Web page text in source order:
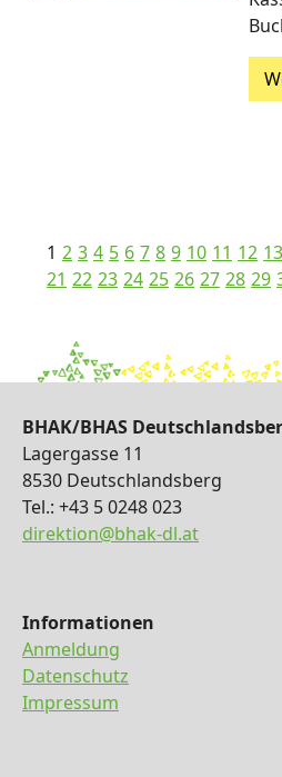
1 2 3 4 5 6 7 8 9 10 11 12 13
21 22 23 24 25 26 27 28 29
BHAK/BHAS
Lagergasse 11
8530 Deutschlandsberg
Tel.: +43 5 0248 023
direktion@bhak-dl.at
Informationen
Anmeldung
Datenschutz
Impressum